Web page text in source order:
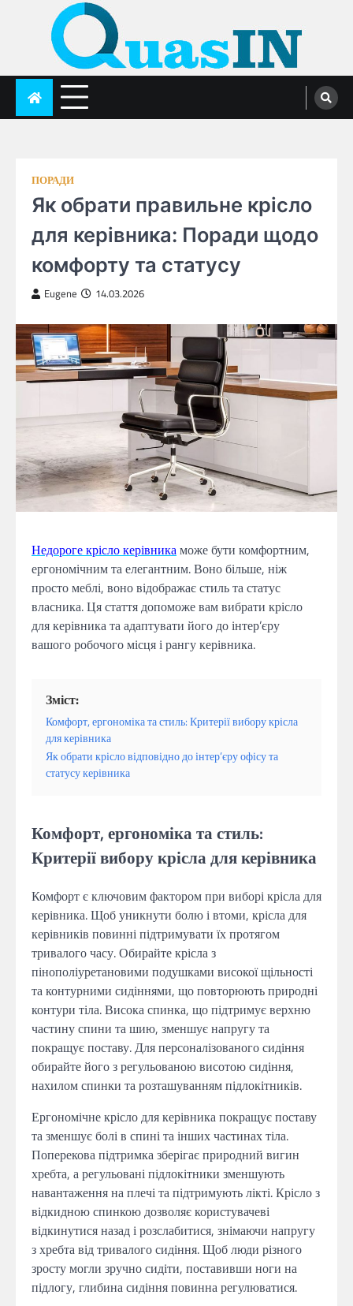
quasin.com
ПОРАДИ
Як обрати правильне крісло
для керівника: Поради щодо
комфорту та статусу
Eugene 14.03.2026
Недороге крісло керівникаможе бути комфортним,
ергономічним та елегантним. Воно більше, ніж
просто меблі, воно відображає стиль та статус
власника. Ця стаття допоможе вам вибрати крісло
для керівника та адаптувати його до інтер’єру
вашого робочого місця і рангу керівника.
Зміст:
Комфорт, ергономіка та стиль: Критерії вибору крісла
для керівника
Як обрати крісло відповідно до інтер’єру офісу та
статусу керівника
Комфорт, ергономіка та стиль:
Критерії вибору крісла для керівника
Комфорт є ключовим фактором при виборі крісла для
керівника. Щоб уникнути болю і втоми, крісла для
керівників повинні підтримувати їх протягом
тривалого часу. Обирайте крісла з
пінополіуретановими подушками високої щільності
та контурними сидіннями, що повторюють природні
контури тіла. Висока спинка, що підтримує верхню
частину спини та шию, зменшує напругу та
покращує поставу. Для персоналізованого сидіння
обирайте його з регульованою висотою сидіння,
нахилом спинки та розташуванням підлокітників.
Ергономічне крісло для керівника покращує поставу
та зменшує болі в спині та інших частинах тіла.
Поперекова підтримка зберігає природний вигин
хребта, а регульовані підлокітники зменшують
навантаження на плечі та підтримують лікті. Крісло з
відкидною спинкою дозволяє користувачеві
відкинутися назад і розслабитися, знімаючи напругу
з хребта від тривалого сидіння. Щоб люди різного
зросту могли зручно сидіти, поставивши ноги на
підлогу, глибина сидіння повинна регулюватися.